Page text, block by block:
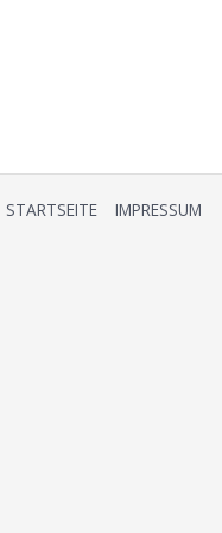
NAVIGATION
STARTSEITE IMPRESSUM